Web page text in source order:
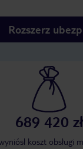
Rozszerz
689 420 zł
koszt obsługi